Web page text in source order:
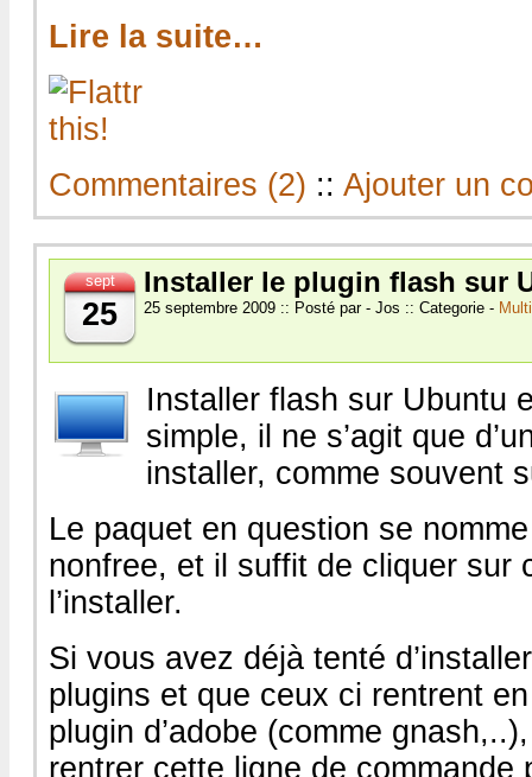
Lire la suite…
Commentaires (2) :: Ajouter un
sept
25
Installer le plugin flash sur
25 septembre 2009 :: Posté par - Jos :: Categorie -
Installer flash sur Ubuntu
simple, il ne s’agit que
installer, comme souvent
Le paquet en question se
nonfree, et il suffit de cliquer sur
l’installer.
Si vous avez déjà tenté
plugins et que ceux ci rentrent
plugin d’adobe (comme
rentrer cette ligne de commande